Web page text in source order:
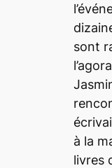
sont
à la
livres